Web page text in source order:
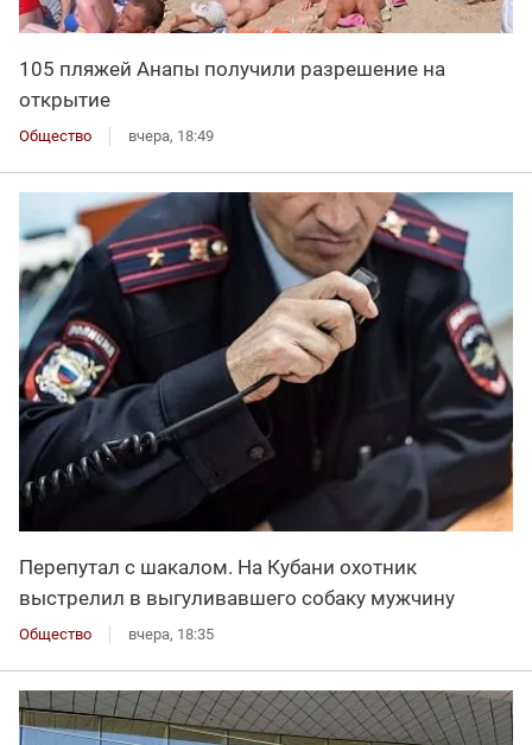
105 пляжей Анапы получили разрешение на
открытие
Общество вчера, 18:49
Перепутал с шакалом. На Кубани охотник
выстрелил в выгуливавшего собаку мужчину
Общество вчера, 18:35